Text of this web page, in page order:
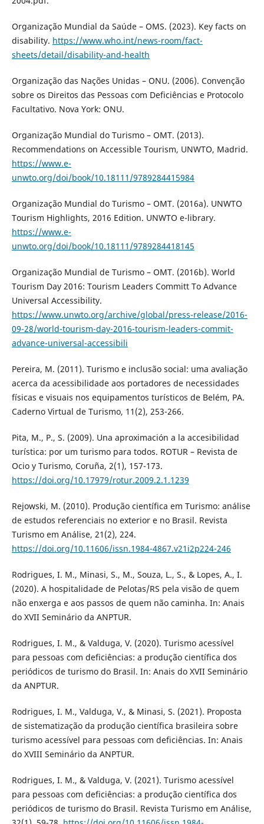
Organização Mundial da Saúde – OMS. (2023). Key facts on
disability. https://www.who.int/news-room/fact-
sheets/detail/disability-and-health
Organização das Nações Unidas – ONU. (2006). Convenção
sobre os Direitos das Pessoas com Deficiências e Protocolo
Facultativo. Nova York: ONU.
Organização Mundial do Turismo – OMT. (2013).
Recommendations on Accessible Tourism, UNWTO, Madrid.
https://www.e-
unwto.org/doi/book/10.18111/9789284415984
Organização Mundial do Turismo – OMT. (2016a). UNWTO
Tourism Highlights, 2016 Edition. UNWTO e-library.
https://www.e-
unwto.org/doi/book/10.18111/9789284418145
Organização Mundial de Turismo – OMT. (2016b). World
Tourism Day 2016: Tourism Leaders Committ To Advance
Universal Accessibility.
https://www.unwto.org/archive/global/press-release/2016-
09-28/world-tourism-day-2016-tourism-leaders-commit-
advance-universal-accessibili
Pereira, M. (2011). Turismo e inclusão social: uma avaliação
acerca da acessibilidade aos portadores de necessidades
físicas e visuais nos equipamentos turísticos de Belém, PA.
Caderno Virtual de Turismo, 11(2), 253-266.
Pita, M., P., S. (2009). Una aproximación a la accesibilidad
turística: por um turismo para todos. ROTUR – Revista de
Ocio y Turismo, Coruña, 2(1), 157-173.
https://doi.org/10.17979/rotur.2009.2.1.1239
Rejowski, M. (2010). Produção científica em Turismo: análise
de estudos referenciais no exterior e no Brasil. Revista
Turismo em Análise, 21(2), 224.
https://doi.org/10.11606/issn.1984-4867.v21i2p224-246
Rodrigues, I. M., Minasi, S., M., Souza, L., S., & Lopes, A., I.
(2020). A hospitalidade de Pelotas/RS pela visão de quem
não enxerga e aos passos de quem não caminha. In: Anais
do XVII Seminário da ANPTUR.
Rodrigues, I. M., & Valduga, V. (2020). Turismo acessível
para pessoas com deficiências: a produção científica dos
periódicos de turismo do Brasil. In: Anais do XVII Seminário
da ANPTUR.
Rodrigues, I. M., Valduga, V., & Minasi, S. (2021). Proposta
de sistematização da produção científica brasileira sobre
turismo acessível para pessoas com deficiências. In: Anais
do XVIII Seminário da ANPTUR.
Rodrigues, I. M., & Valduga, V. (2021). Turismo acessível
para pessoas com deficiências: a produção científica dos
periódicos de turismo do Brasil. Revista Turismo em Análise,